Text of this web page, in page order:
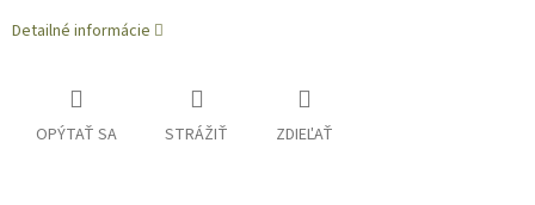
Detailné informácie
OPÝTAŤ SA STRÁŽIŤ ZDIEĽAŤ